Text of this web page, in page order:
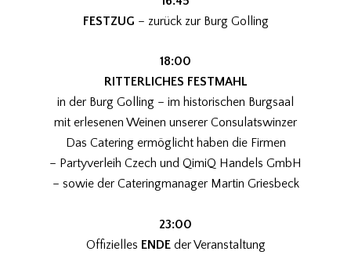
FESTZUG – zurück zur Burg Golling
18:00
RITTERLICHES FESTMAHL
in der Burg Golling – im historischen Burgsaal
mit erlesenen Weinen unserer Consulatswinzer
Das Catering ermöglicht haben die Firmen
– Partyverleih Czech und QimiQ Handels GmbH
– sowie der Cateringmanager Martin Griesbeck
23:00
Offizielles ENDEder Veranstaltung